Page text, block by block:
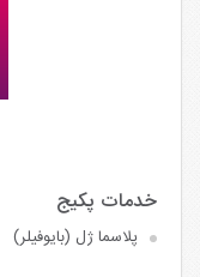
پلاسما ژل (بایوفیلر)